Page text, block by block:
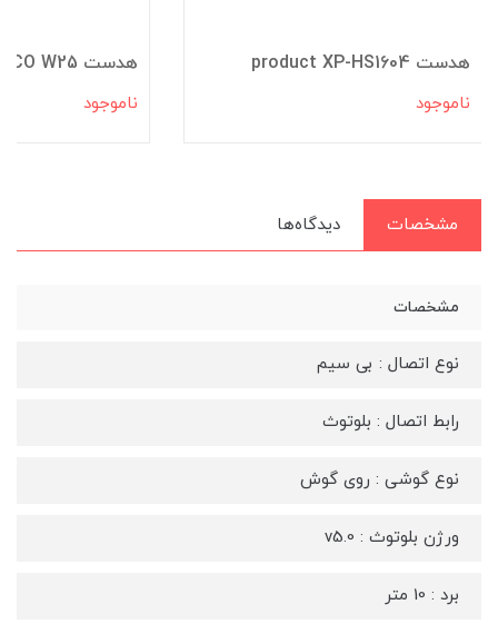
هدست product XP-HS1604
ناموجود
هدست HOCO W25
ناموجود
مشخصات دیدگاه‌ها
مشخصات
نوع اتصال : بی سیم
رابط اتصال : بلوتوث
نوع گوشی : روی گوش
ورژن بلوتوث : v5.0
برد : 10 متر